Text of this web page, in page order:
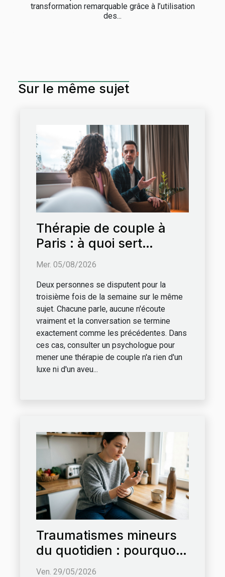
transformation remarquable grâce à l’utilisation
des...
Sur le même sujet
Thérapie de couple à
Paris : à quoi sert
vraiment un espace de
Mer. 05/08/2026
Deux personnes se disputent pour la
troisième fois de la semaine sur le même
sujet. Chacune parle, aucune n'écoute
vraiment et la conversation se termine
exactement comme les précédentes. Dans
ces cas, consulter un psychologue pour
mener une thérapie de couple n'a rien d'un
luxe ni d'un aveu...
Traumatismes mineurs
du quotidien : pourquoi
les négliger aggrave
Ven. 29/05/2026